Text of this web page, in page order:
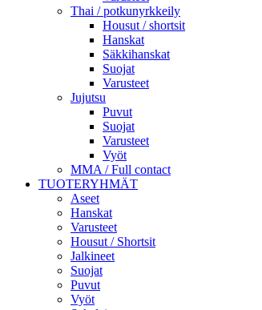
Thai / potkunyrkkeily
Housut / shortsit
Hanskat
Säkkihanskat
Suojat
Varusteet
Jujutsu
Puvut
Suojat
Varusteet
Vyöt
MMA / Full contact
TUOTERYHMÄT
Aseet
Hanskat
Varusteet
Housut / Shortsit
Jalkineet
Suojat
Puvut
Vyöt